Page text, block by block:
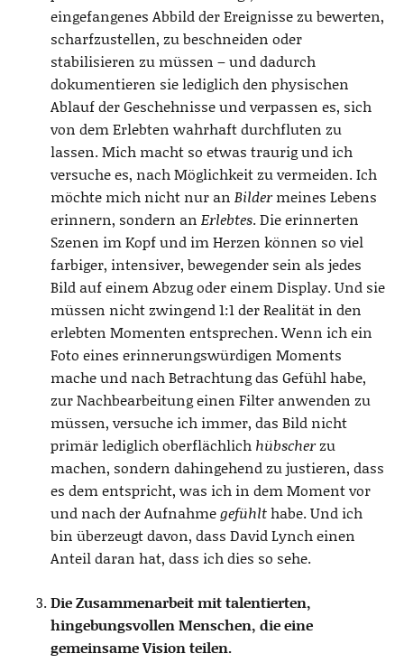
eingefangenes Abbild der Ereignisse zu bewerten,
scharfzustellen, zu beschneiden oder
stabilisieren zu müssen – und dadurch
dokumentieren sie lediglich den physischen
Ablauf der Geschehnisse und verpassen es, sich
von dem Erlebten wahrhaft durchfluten zu
lassen. Mich macht so etwas traurig und ich
versuche es, nach Möglichkeit zu vermeiden. Ich
möchte mich nicht nur an Bildermeines Lebens
erinnern, sondern an Erlebtes. Die erinnerten
Szenen im Kopf und im Herzen können so viel
farbiger, intensiver, bewegender sein als jedes
Bild auf einem Abzug oder einem Display. Und sie
müssen nicht zwingend 1:1 der Realität in den
erlebten Momenten entsprechen. Wenn ich ein
Foto eines erinnerungswürdigen Moments
mache und nach Betrachtung das Gefühl habe,
zur Nachbearbeitung einen Filter anwenden zu
müssen, versuche ich immer, das Bild nicht
primär lediglich oberflächlich hübscherzu
machen, sondern dahingehend zu justieren, dass
es dem entspricht, was ich in dem Moment vor
und nach der Aufnahmegefühlthabe. Und ich
bin überzeugt davon, dass David Lynch einen
Anteil daran hat, dass ich dies so sehe.
Die Zusammenarbeit mit talentierten,
hingebungsvollen Menschen, die eine
gemeinsame Vision teilen.